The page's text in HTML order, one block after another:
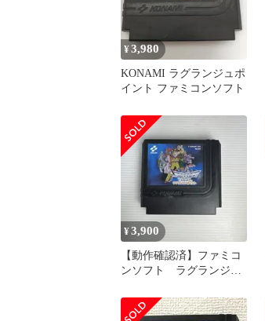
¥3,980
KONAMI ラグランジュポ
イント ファミコンソフト
¥3,900
【動作確認済】ファミコ
ンソフト ラグランジュ